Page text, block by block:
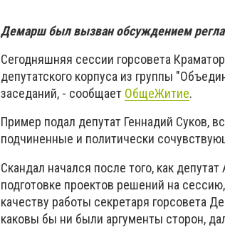
Демарш был вызван обсуждением
Сегодняшняя сессии горсовета
депутатского корпуса из группы
заседаний, - сообщает ОбщеЖитие.
Пример подал депутат Геннадий Суков,
подчиненные и политически
Скандал начался после того, как
подготовке проектов решений на
качеству работы секретаря горсовета
каковы бы ни были аргументы сторон,